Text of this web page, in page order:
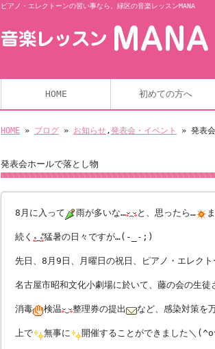
ピアノ・エレクトーンの習い事なら、緑区の音楽レッスンMANA
HOME 初めての方へ
HOME » ブログ » お知らせ,発表会・イベント » 発表
発表会ホールで落とし物
8月に入って 雨が多いな… と、思ったら…
続く 猛暑の日々ですが…(-_-;)
先日、8月9日、月曜日の祝日、ピアノ・エレクト
名古屋市昭和文化小劇場に於いて、藤の会の生徒
消毒 検温 整理券の提出 など、感染対策を
上で 無事に 開催することができました＼